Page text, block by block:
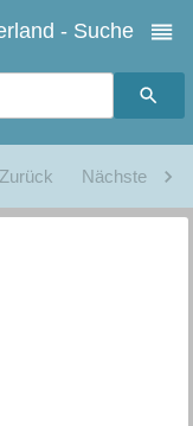
- Suche
Zurück Nächste